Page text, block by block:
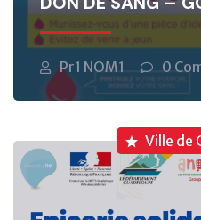
Pr1 NOM1 0
Ville de